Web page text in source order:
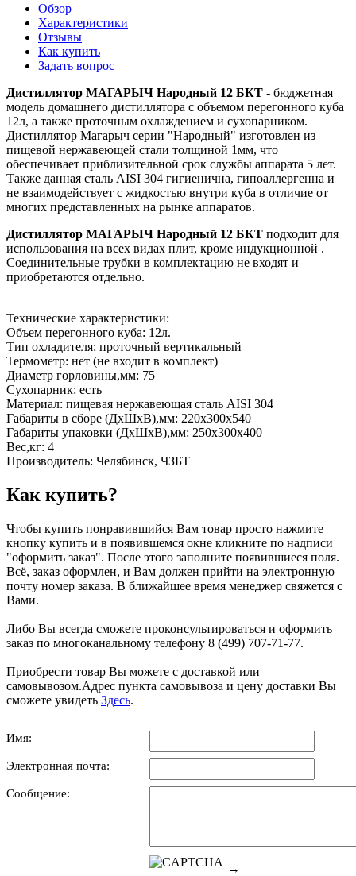
Обзор
Характеристики
Отзывы
Как купить
Задать вопрос
Дистиллятор МАГАРЫЧ Народный 12 БКТ - бюджетная
модель домашнего дистиллятора с объемом перегонного куба
12л, а также проточным охлаждением и сухопарником.
Дистиллятор Магарыч серии "Народный" изготовлен из
пищевой нержавеющей стали толщиной 1мм, что
обеспечивает приблизительной срок службы аппарата 5 лет.
Также данная сталь AISI 304 гигиенична, гипоаллергенна и
не взаимодействует с жидкостью внутри куба в отличие от
многих представленных на рынке аппаратов.
Дистиллятор МАГАРЫЧ Народный 12 БКТ подходит для
использования на всех видах плит, кроме индукционной .
Соединительные трубки в комплектацию не входят и
приобретаются отдельно.
Технические характеристики:
Объем перегонного куба: 12л.
Тип охладителя: проточный вертикальный
Термометр: нет (не входит в комплект)
Диаметр горловины,мм: 75
Сухопарник: есть
Материал: пищевая нержавеющая сталь AISI 304
Габариты в сборе (ДхШхВ),мм: 220х300х540
Габариты упаковки (ДхШхВ),мм: 250х300х400
Вес,кг: 4
Производитель: Челябинск, ЧЗБТ
Как купить?
Чтобы купить понравившийся Вам товар просто нажмите
кнопку купить и в появившемся окне кликните по надписи
"оформить заказ". После этого заполните появившиеся поля.
Всё, заказ оформлен, и Вам должен прийти на электронную
почту номер заказа. В ближайшее время менеджер свяжется с
Вами.
Либо Вы всегда сможете проконсультироваться и оформить
заказ по многоканальному телефону 8 (499) 707-71-77.
Приобрести товар Вы можете с доставкой или
самовывозом.Адрес пункта самовывоза и цену доставки Вы
сможете увидеть Здесь.
Имя:
Электронная почта:
Сообщение:
→